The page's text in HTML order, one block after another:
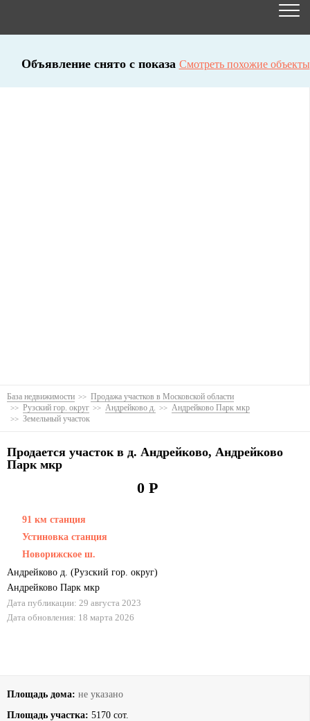
Объявление снято с показа Смотреть похожие объекты
База недвижимости
Продажа участков в Московской области
Рузский гор. округ
Андрейково д.
Андрейково Парк мкр
Земельный участок
Продается участок в д. Андрейково, Андрейково
Парк мкр
0 Р
91 км станция
Устиновка станция
Новорижское ш.
Андрейково д. (Рузский гор. округ)
Андрейково Парк мкр
Дата публикации: 29 августа 2023
Дата обновления: 18 марта 2026
Площадь дома: не указано
Площадь участка: 5170 сот.